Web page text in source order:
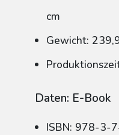
cm
Gewicht:
Daten: E-Book
ISBN: 978-3-